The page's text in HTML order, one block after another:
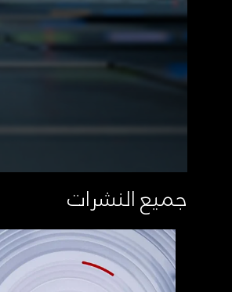
جميع النشرات